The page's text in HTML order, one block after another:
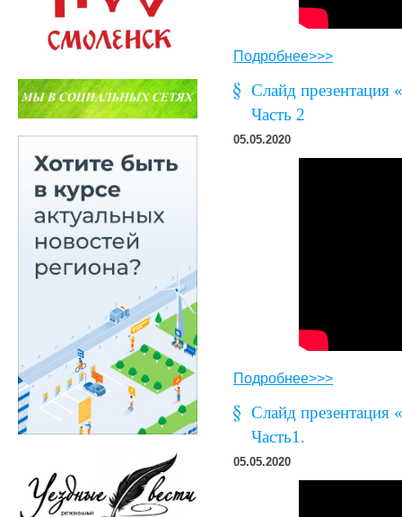
Подробнее>>>
Слайд
Часть 2
05.05.2020
Подробнее>>>
Слайд
Часть1.
05.05.2020